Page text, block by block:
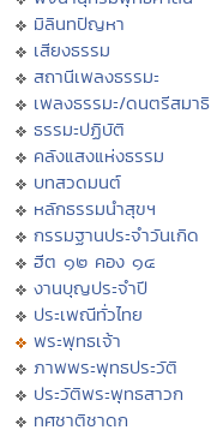
มิลินทปัญหา
เสียงธรรม
สถานีเพลงธรรมะ
เพลงธรรมะ/ดนตรีสมาธิ
ธรรมะปฏิบัติ
คลังแสงแห่งธรรม
บทสวดมนต์
หลักธรรมนำสุขฯ
กรรมฐานประจำวันเกิด
ฮีต ๑๒ คอง ๑๔
งานบุญประจำปี
ประเพณีทั่วไทย
พระพุทธเจ้า
ภาพพระพุทธประวัติ
ประวัติพระพุทธสาวก
ทศชาติชาดก